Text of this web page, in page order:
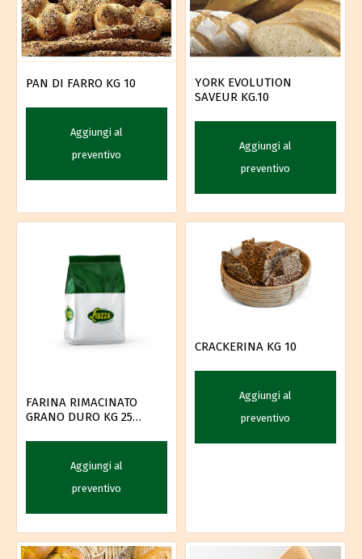
PAN DI FARRO KG 10
Aggiungi al
preventivo
YORK EVOLUTION
SAVEUR KG.10
Aggiungi al
preventivo
FARINA RIMACINATO
GRANO DURO KG 25
Aggiungi al
preventivo
CRACKERINA KG 10
Aggiungi al
preventivo